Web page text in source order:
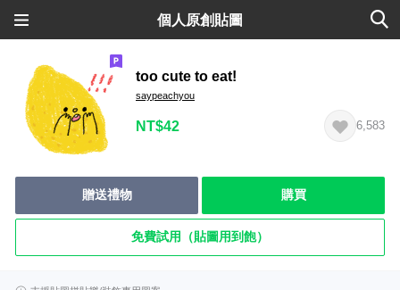
個人原創貼圖
too cute to eat!
saypeachyou
NT$42 6,583
贈送禮物 購買
免費試用（貼圖用到飽）